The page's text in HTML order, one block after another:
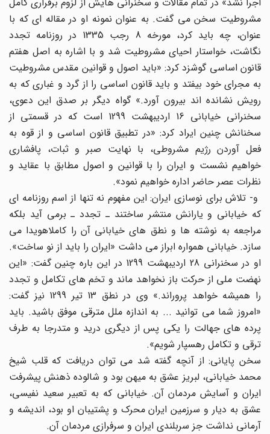
مشروطیت سخن می گفت. به عنوان نمونه او در مقاله ای که با
عنوان، چه باید کرد، مورخه 8 رجب 1335 در روزنامه تجدد
نگاشت، خواستار احیای مشروطیت شد و با اشاره به اصل هفتم
قانون اساسی گوشزد کرد: «باید اصول و قوانین مقدس مشروطیت
به مجرای خود بیفتد و باید قانون اساسی را از گرد و غباری که به
رویش نشانده اند بیرون آورد.» گواه دیگر بر صدق این دعوی،
سخنرانی خیابانی 16 اردیبهشت 1299 است که در قسمتی از
سخنانش چنین ایراد کرد: «در تطبیق قانون اساسی و از قوه به
فعل آوردن رژیم مشروطی، با نهایت صبر و ثبات، پافشاری
خواهیم نشست و ایران را با قوانین و اصول مطابق با عقاید و
نظرات عصر حاضر اداره خواهیم نمود».
و- تلاش برای نوسازی ایران: این مفهوم نه تنها از اسم روزنامه ای
که خیابانی و یارانش منتشر ساختند ـ تجدد ـ برمی آید بلکه
مراجعه به نوشته ها و نطق های خیابانی آن را کاملاهویدا می
سازد. خیابانی همواره ابراز می داشت «ایران را باید از نو ساخت».
او در سخنرانی 28 اردیبهشت 1299 در این باره چنین گفت: «این
نهضت ملی از حرکت باز نخواهد ماند و تخم های تکامل و تجدد
را همیشه خواهد پروراند.» وی در نطق 13 تیر 1299 نیز گفت:
«امروز شما می توانید ... به اندازه ملل مترقی موفق باشید. باید
پرده های جهالت را یکی پس از دیگری درید و متدرجا به طرف
ترقی و تکامل رهسپار شویم».
سخن پایانی: از آنچه گفته شد می توان دریافت که قلب شیخ
محمد خیابانی، لبریز عشق به میهن بود و شالوده ذهنش پیشرفت
ایران و آسایش مردمان آن. خیابانی که به تعبیر سعید نفیسی،
عشق به دیار و سرزمین ایران محرک و پشتیبان او بود، اندیشه و
آرمانی نداشت جز سربلندی ایران و سرفرازی مردمان آن.